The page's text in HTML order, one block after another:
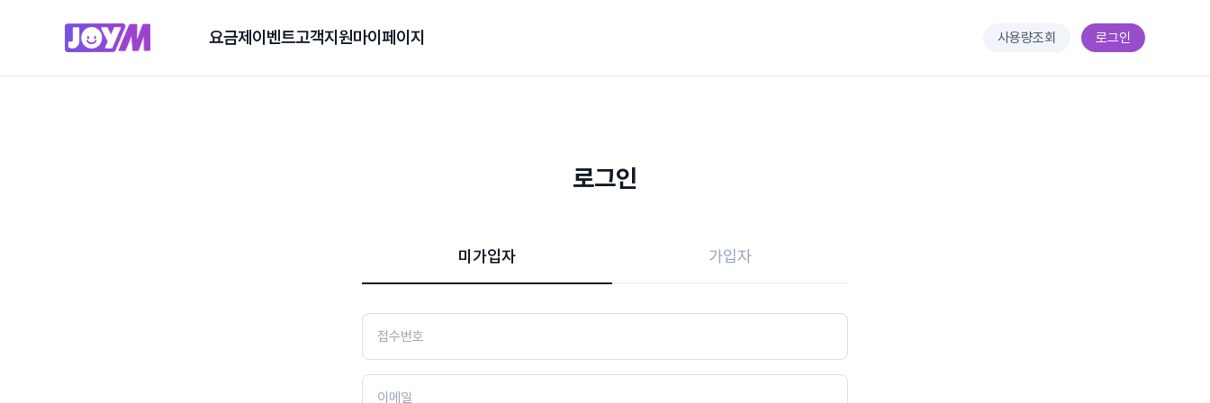
요금제 이벤트고객지원마이페이지 사용량조회 로그인
로그인
미가입자 가입자